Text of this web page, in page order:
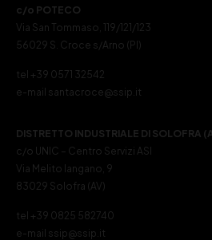
c/o POTECO
Via San Tommaso, 119/121/123
56029 S. Croce s/Arno (PI)
tel +39 0571 32542
e-mail santacroce@ssip.it
DISTRETTO INDUSTRIALE DI SOLOFRA
c/o UNIC – Centro Servizi ASI
Via Melito Iangano, 9
83029 Solofra (AV)
tel +39 0825 582740
e-mail ssip@ssip.it